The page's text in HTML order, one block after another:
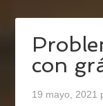
con
19 mayo, 2021